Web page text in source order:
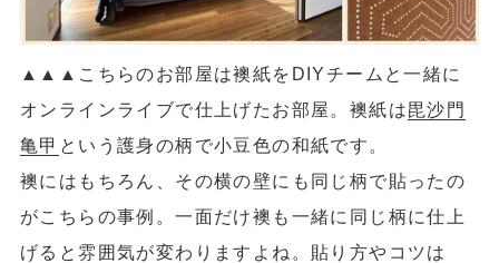
▲ ▲ ▲こちらのお部屋は襖紙をDIYチームと一緒に
オンラインライブで仕上げたお部屋。襖紙は毘沙門
亀甲 という護身の柄で小豆色の和紙です。
襖にはもちろん、その横の壁にも同じ柄で貼ったの
がこちらの事例。一面だけ襖も一緒に同じ柄に仕上
げると雰囲気が変わりますよね。貼り方やコツは